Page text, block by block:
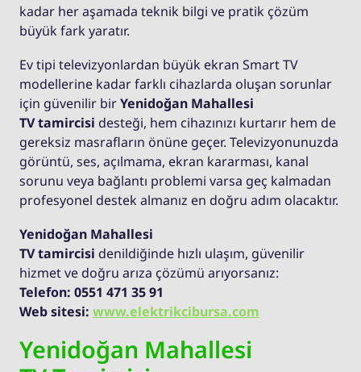
kadar her aşamada teknik bilgi ve pratik çözüm
büyük fark yaratır.
Ev tipi televizyonlardan büyük ekran Smart TV
modellerine kadar farklı cihazlarda oluşan sorunlar
için güvenilir birYenidoğan Mahallesi
TV tamircisi desteği, hem cihazınızı kurtarır hem de
gereksiz masrafların önüne geçer. Televizyonunuzda
görüntü, ses, açılmama, ekran kararması, kanal
sorunu veya bağlantı problemi varsa geç kalmadan
profesyonel destek almanız en doğru adım olacaktır.
Yenidoğan Mahallesi
TV tamircisi denildiğinde hızlı ulaşım, güvenilir
hizmet ve doğru arıza çözümü arıyorsanız:
Telefon: 0551 471 35 91
Web sitesi: www.elektrikcibursa.com
Yenidoğan Mahallesi